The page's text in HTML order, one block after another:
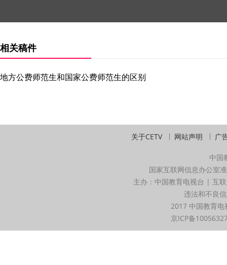
相关稿件
地方公费师范生和国家公费师范生的区别
关于CETV 网站声明 广
中国
国家互联网信息办公室
主办：中国教育电视台 | 互
违法和不良
2017 中国教育
京ICP备